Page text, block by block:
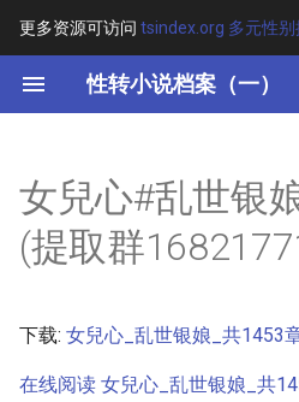
更多资源可访问 tsindex.org 多元性
性转小说档案（一）
键
开
始
索
其他信息 [Processed Page
Metadata]
女兒心#乱世银
(提取群
下载: 女兒心_乱世银娘_共1453
在线阅读 女兒心_乱世银娘_共